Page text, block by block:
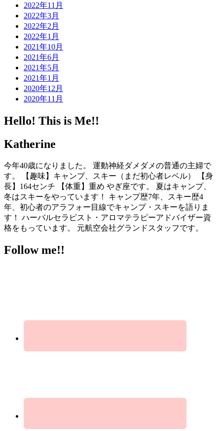
2022年11月
2022年3月
2022年2月
2022年1月
2021年10月
2021年6月
2021年5月
2021年1月
2020年12月
2020年11月
Hello! This is Me!!
Katherine
今年40歳になりました。 運動神経ダメダメの普通の主婦で
す。 【趣味】キャンプ、スキー（まだ初心者レベル） 【身
長】164センチ 【体重】重め やぎ座です。 夏はキャンプ、
冬はスキーをやっています！ キャンプ歴7年、スキー歴4
年、初心者のアラフォー目線でキャンプ・スキーを語りま
す！ ハーバルセラピスト・アロマテラピーアドバイザー資
格をもっています。 元航空会社グランドスタッフです。
Follow me!!